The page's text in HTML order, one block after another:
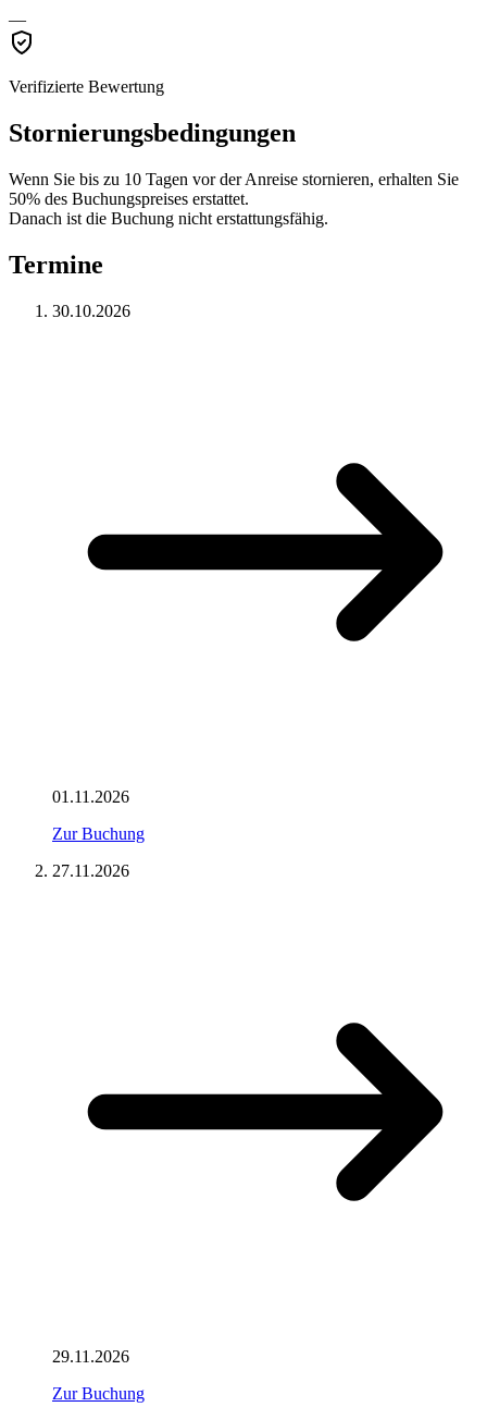
—
Verifizierte Bewertung
Stornierungsbedingungen
Wenn Sie bis zu 10 Tagen vor der Anreise stornieren, erhalten Sie
50% des Buchungspreises erstattet.
Danach ist die Buchung nicht erstattungsfähig.
Termine
30.10.2026
01.11.2026
Zur Buchung
27.11.2026
29.11.2026
Zur Buchung